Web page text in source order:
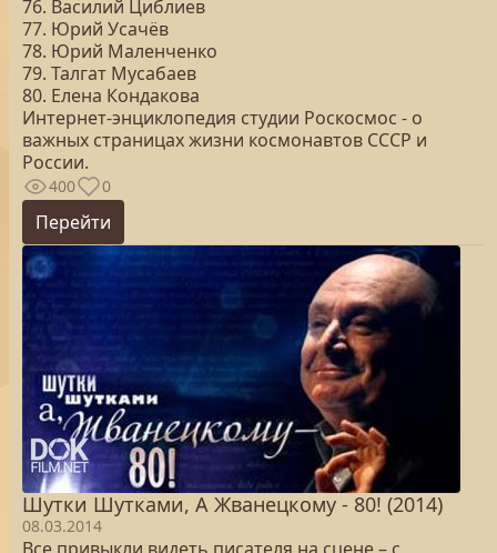
76. Василий Циблиев
77. Юрий Усачёв
78. Юрий Маленченко
79. Талгат Мусабаев
80. Елена Кондакова
Интернет-энциклопедия студии Роскосмос - о
важных страницах жизни космонавтов СССР и
России.
400 0
Перейти
Шутки Шутками, А Жванецкому - 80! (2014)
08.03.2014